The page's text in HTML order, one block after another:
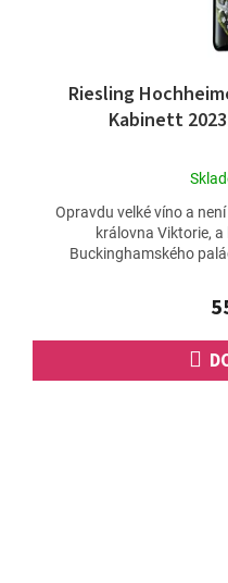
Riesling
Kabinett
Opravdu velké víno a
královna Viktorie,
Buckinghamského